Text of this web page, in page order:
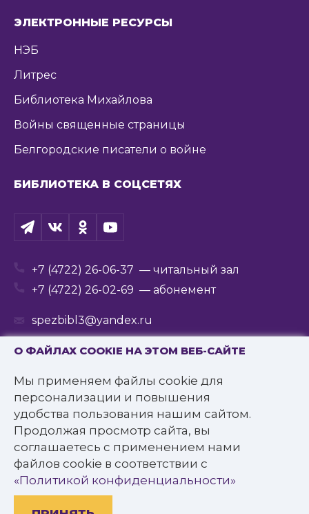
О ФАЙЛАХ COOKIE НА ЭТОМ ВЕБ-САЙТЕ
Мы применяем файлы cookie для
персонализации и повышения
удобства пользования нашим сайтом.
Продолжая просмотр сайта, вы
соглашаетесь с применением нами
файлов cookie в соответствии с
«Политикой конфиденциальности»
ЭЛЕКТРОННЫЕ РЕСУРСЫ
НЭБ
Литрес
Библиотека Михайлова
Войны священные страницы
Белгородские писатели о войне
БИБЛИОТЕКА В СОЦСЕТЯХ
+7 (4722) 26-06-37 — читальный зал
+7 (4722) 26-02-69 — абонемент
spezbibl3@yandex.ru
© 2016—2022 Государственное бюджетное
учреждение культуры
«Белгородская государственная специальная
библиотека для слепых им. В.Я. Ерошенко».
Все права защищены.
Политика конфиденциальности